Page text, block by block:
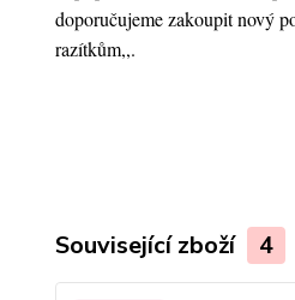
doporučujeme zakoupit nový
razítkům,,.
Související zboží 4